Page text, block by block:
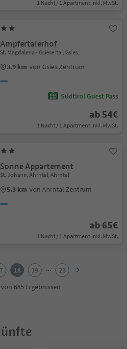
1 Nacht / 1 Apartment Inkl. MwSt.
Ampfertalerhof
St. Magdalena - Gsiesertal, Gsies,
3.9 km von Gsies Zentrum
Südtirol Guest Pass
ab 54€
1 Nacht / 1 Apartment Inkl. MwSt.
Sonne Appartement
St. Johann, Ahrntal, Ahrntal
5.3 km von Ahrntal Zentrum
ab 65€
1 Nacht / 1 Apartment Inkl. MwSt.
18 19 ...
23
von 685 Ergebnissen